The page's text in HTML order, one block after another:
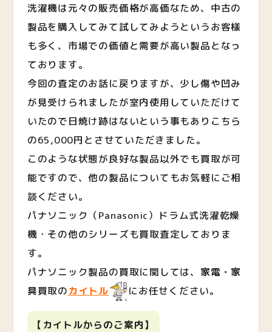
洗濯機は元々の販売価格が高価なため、中古の
製品を購入してみて試してみようというお客様
も多く、市場での価値と需要が高い製品となっ
ております。
今回の査定のお話に戻りますが、少し傷や凹み
が見受けられましたが室内使用していただけて
いたので日焼け跡はないという事もありこちら
の65,000円とさせていただきました。
このような状態が良好な製品以外でも買取が可
能ですので、他の製品についてもお気軽にご相
談ください。
パナソニック（Panasonic）ドラム式洗濯乾燥
機・その他のシリーズも買取査定しておりま
す。
パナソニック製品の買取に関しては、 家電・家
具買取のカイトル にお任せください。
【カイトルからのご案内】